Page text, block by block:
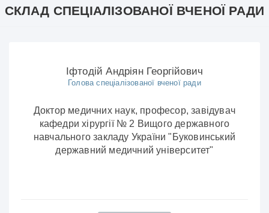
СКЛАД СПЕЦІАЛІЗОВАНОЇ ВЧЕНОЇ РАДИ
Іфтодій Андріян Георгійович
Голова спеціалізованої вченої ради
Доктор медичних наук, професор, завідувач
кафедри хірургії № 2 Вищого державного
навчального закладу України "Буковинський
державний медичний університет"